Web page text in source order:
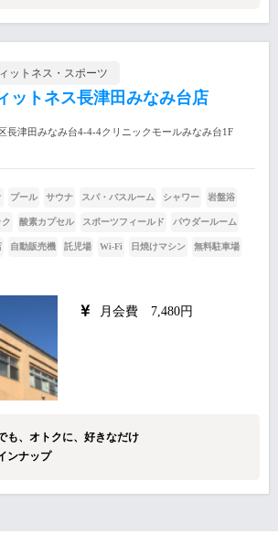
ットネス・スポーツ
ットネス長津田みなみ台店
長津田みなみ台4-4-4クリニックモールみなみ台1F
プール サウナ スパ・バスルーム シャワー 岩盤浴
酸素カプセル スポーツフィールド パウダールーム
自動販売機 託児場 Wi-Fi 日焼けマシン 無料駐車場
月会費 7,480円
も、オトクに、好きなだけ
ンナップ